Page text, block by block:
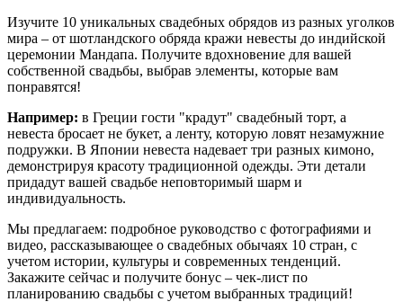
Изучите 10 уникальных свадебных обрядов из разных уголков
мира – от шотландского обряда кражи невесты до индийской
церемонии Мандапа. Получите вдохновение для вашей
собственной свадьбы, выбрав элементы, которые вам
понравятся!
Например: в Греции гости "крадут" свадебный торт, а
невеста бросает не букет, а ленту, которую ловят незамужние
подружки. В Японии невеста надевает три разных кимоно,
демонстрируя красоту традиционной одежды. Эти детали
придадут вашей свадьбе неповторимый шарм и
индивидуальность.
Мы предлагаем: подробное руководство с фотографиями и
видео, рассказывающее о свадебных обычаях 10 стран, с
учетом истории, культуры и современных тенденций.
Закажите сейчас и получите бонус – чек-лист по
планированию свадьбы с учетом выбранных традиций!